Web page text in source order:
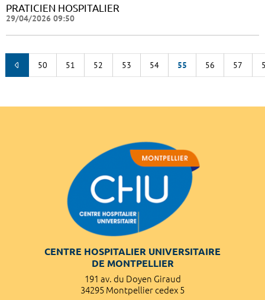
PRATICIEN HOSPITALIER
29/04/2026 09:50
50 51 52 53 54 55 56 57
CENTRE HOSPITALIER UNIVERSITAIRE
DE MONTPELLIER
191 av. du Doyen Giraud
34295 Montpellier cedex 5